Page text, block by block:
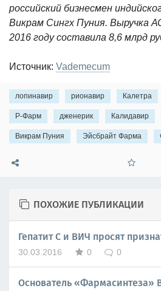
российский бизнесмен
Викрам Сингх Пуния. Выручка
2016 году составила 8,6 млрд
Источник: Vademecum
лопинавир рионавир Калетра
Р-Фарм дженерик Калидавир
Викрам Пуния Эйсбрайт Фарма
ПОХОЖИЕ ПУБЛИКАЦИИ
Гепатит С и ВИЧ просят
30.03.2016 0 0
Основатель «Фармасинтеза»